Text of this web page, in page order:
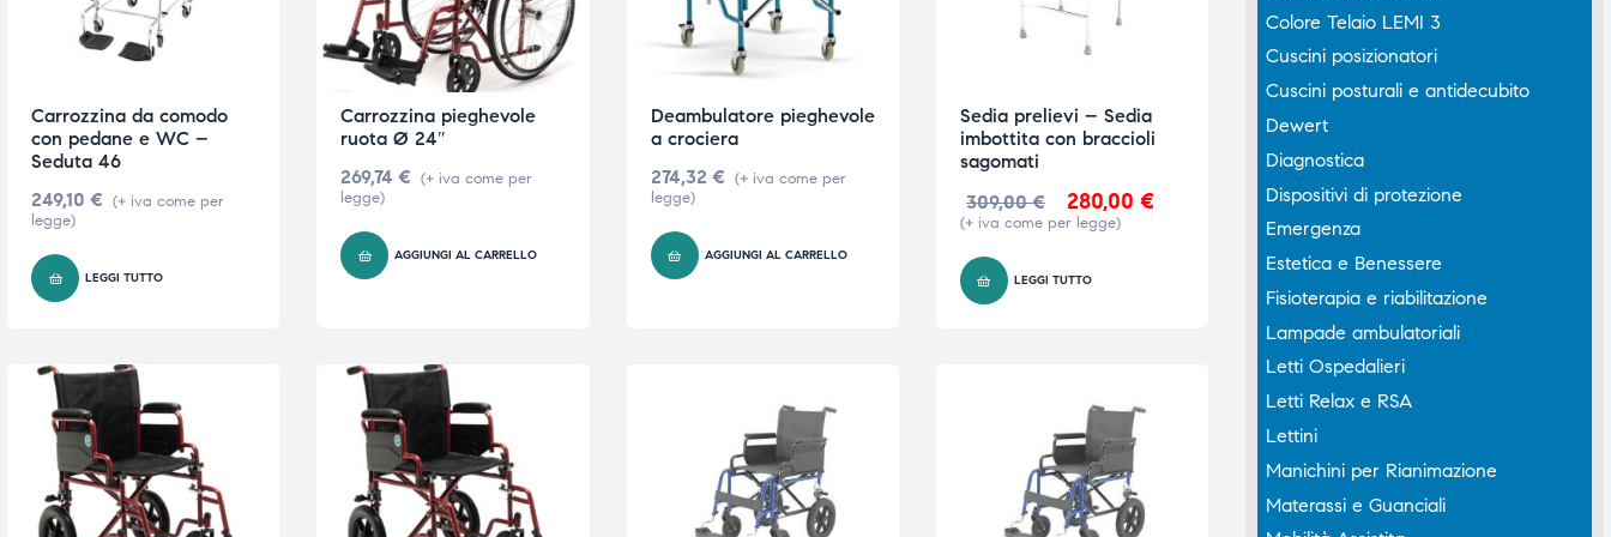
Carrozzina da comodo
con pedane e WC –
Seduta 46
249,10 € (+ iva come per
legge)
LEGGI TUTTO
Carrozzina pieghevole
ruota Ø 24″
269,74€ (+ iva come per
legge)
AGGIUNGI AL CARRELLO
Deambulatore pieghevole
a crociera
274,32 € (+ iva come per
legge)
AGGIUNGI AL CARRELLO
Sedia prelievi – Sedia
imbottita con braccioli
sagomati
309,00€ 280,00 €
(+ iva come per legge)
LEGGI TUTTO
Colore Telaio LEMI 3
Cuscini posizionatori
Cuscini posturali e antidecubito
Dewert
Diagnostica
Dispositivi di protezione
Emergenza
Estetica e Benessere
Fisioterapia e riabilitazione
Lampade ambulatoriali
Letti Ospedalieri
Letti Relax e RSA
Lettini
Manichini per Rianimazione
Materassi e Guanciali